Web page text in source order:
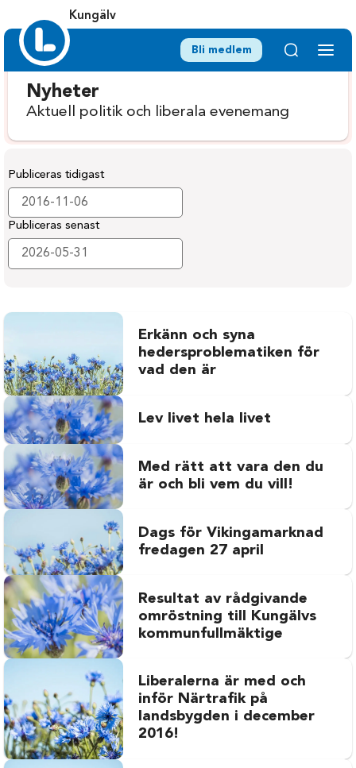
Kungälv
Bli medlem
Nyheter
Aktuell politik och liberala evenemang
Publiceras tidigast
Publiceras senast
Erkänn och syna
hedersproblematiken för
vad den är
Lev livet hela livet
Med rätt att vara den du
är och bli vem du vill!
Dags för Vikingamarknad
fredagen 27 april
Resultat av rådgivande
omröstning till Kungälvs
kommunfullmäktige
Liberalerna är med och
inför Närtrafik på
landsbygden i december
2016!